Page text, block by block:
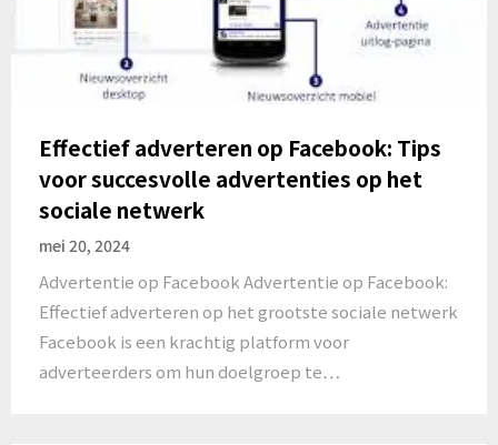
Effectief adverteren op Facebook: Tips
voor succesvolle advertenties op het
sociale netwerk
mei 20, 2024
Advertentie op Facebook Advertentie op Facebook:
Effectief adverteren op het grootste sociale netwerk
Facebook is een krachtig platform voor
adverteerders om hun doelgroep te…